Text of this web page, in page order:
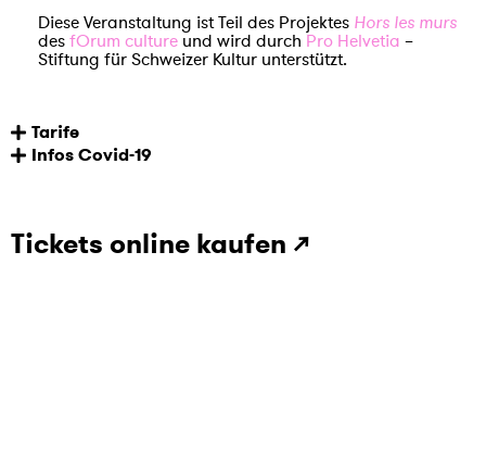
Diese Veranstaltung ist Teil des Projektes Hors les murs
des fOrum culture und wird durch Pro Helvetia –
Stiftung für Schweizer Kultur unterstützt.
Tarife
Infos Covid-19
Tickets online kaufen ↗